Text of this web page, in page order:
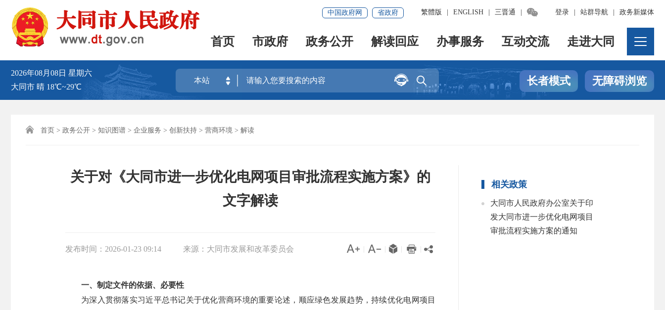
登录 站群导航 政务新媒体
繁體版 ENGLISH 三晋通 
中国政府网 省政府
首页 市政府 政务公开 解读回应 办事服务 互动交流 走进大同
2026年08月08日 星期六
大同市 晴 18℃~29℃
本站 
 长者模式 无障碍浏览
 首页 > 政务公开 > 知识图谱 > 企业服务 > 创新扶持 > 营商环境 > 解读
关于对《大同市进一步优化电网项目审批流程实施方案》的
文字解读
发布时间： 2026-01-23 09:14 来源： 大同市发展和改革委员会     
一、制定文件的依据、必要性
为深入贯彻落实习近平总书记关于优化营商环境的重要论述，顺应绿色发展趋势，持续优化电网项目
相关政策
大同市人民政府办公室关于印
发大同市进一步优化电网项目
审批流程实施方案的通知